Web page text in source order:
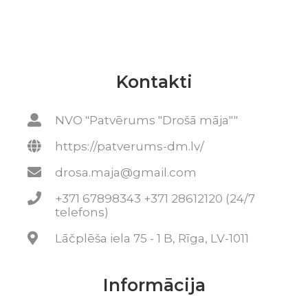
Kontakti
NVO "Patvērums "Drošā māja""
https://patverums-dm.lv/
drosa.maja@gmail.com
+371 67898343 +371 28612120 (24/7
telefons)
Lāčplēša iela 75 - 1 B, Rīga, LV-1011
Informācija